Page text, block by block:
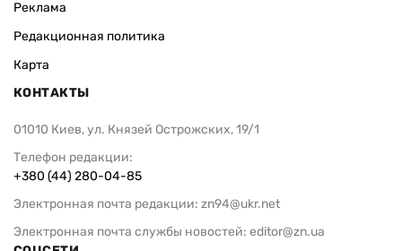
Реклама
Редакционная политика
Карта
КОНТАКТЫ
01010 Киев, ул. Князей Острожских, 19/1
Телефон редакции:
+380 (44) 280-04-85
Электронная почта редакции: zn94@ukr.net
Электронная почта службы новостей: editor@zn.ua